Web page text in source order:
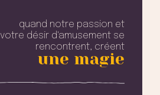
quand notre passion et
votre désir d'amusement se
rencontrent, créent
une magie